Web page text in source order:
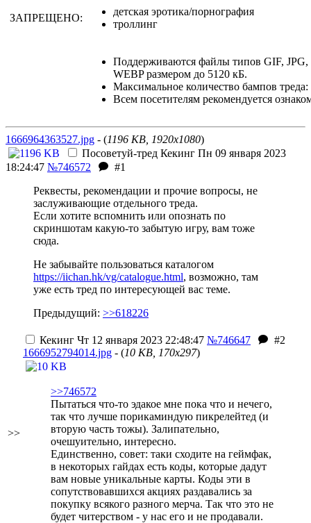
ЗАПРЕЩЕНО:
детская эротика/порнография
троллинг
Поддерживаются файлы типов GIF,
WEBP размером до 5120 кБ.
Максимальное количество бампов треда:
Всем посетителям рекомендуется
1666964363527.jpg - (1196 KB, 1920x1080)
Посоветуй-тред Кекинг Пн 09 января 2023
18:24:47 №746572
#1
Реквесты, рекомендации и прочие вопросы, не
заслуживающие отдельного треда.
Если хотите вспомнить или опознать по
скриншотам какую-то забытую игру, вам тоже
сюда.
Не забывайте пользоваться каталогом
https://iichan.hk/vg/catalogue.html, возможно, там
уже есть тред по интересующей вас теме.
Предыдущий: >>618226
>>
Кекинг Чт 12 января 2023 22:48:47 №746647
#2
1666952794014.jpg - (10 KB, 170x297)
>>746572
Пытаться что-то эдакое мне пока что и нечего,
так что лучше порикаминдую пикрелейтед (и
вторую часть тожы). Залипательно,
очешуительно, интересно.
Единственно, совет: таки сходите на геймфак,
в некоторых гайдах есть коды, которые дадут
вам новые уникальные карты. Коды эти в
сопутствовавшихся акциях раздавались за
покупку всякого разного мерча. Так что это не
будет читерством - у нас его и не продавали.